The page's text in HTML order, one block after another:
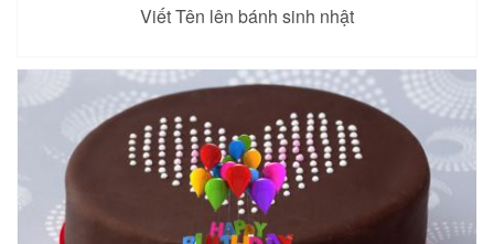
Viết Tên lên bánh sinh nhật